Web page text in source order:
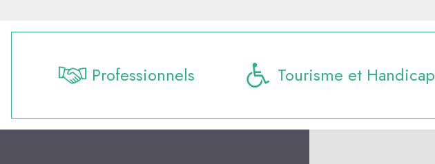
Professionnels Tourisme et Handicap